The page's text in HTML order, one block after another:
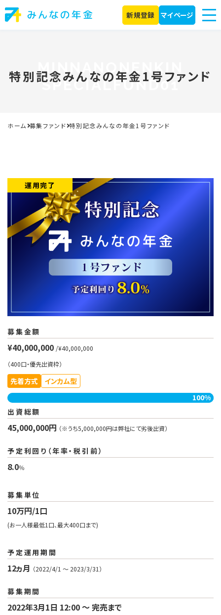
新規登録 マイページ
MINNANONENKIN
SPECIALFUND01
特別記念みんなの年金1号ファンド
ホーム 募集ファンド 特別記念みんなの年金1号ファンド
運用完了
募集金額
¥40,000,000 /¥40,000,000
（400口・優先出資枠）
先着方式
インカム型
100%
出資総額
45,000,000円 （※うち5,000,000円は弊社にて劣後出資）
予定利回り（年率・税引前）
8.0％
募集単位
10万円/1口
(お一人様最低1口、最大400口まで)
予定運用期間
12ヵ月 （2022/4/1 〜 2023/3/31）
募集期間
2022年3月1日 12:00 〜 完売まで